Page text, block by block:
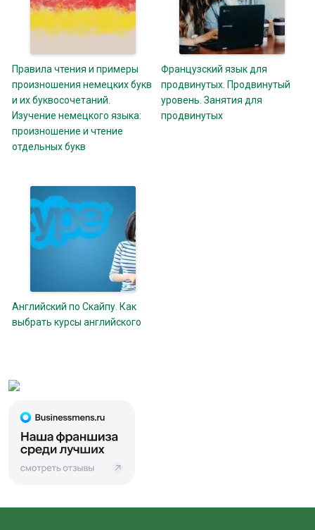
Правила чтения и примеры
произношения немецких букв
и их буквосочетаний.
Изучение немецкого языка:
произношение и чтение
отдельных букв
Французский язык для
продвинутых. Продвинутый
уровень. Занятия для
продвинутых
Английский по Скайпу. Как
выбрать курсы английского